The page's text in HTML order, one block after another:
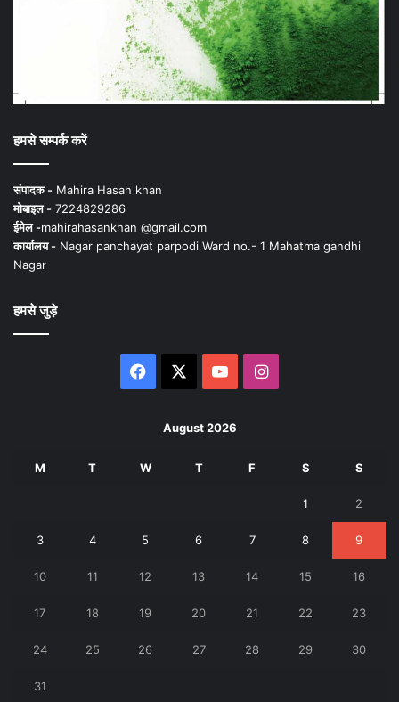
हमसे सम्पर्क करें
संपादक - Mahira Hasan khan
मोबाइल - 7224829286
ईमेल -mahirahasankhan @gmail.com
कार्यालय - Nagar panchayat parpodi Ward no.- 1 Mahatma gandhi
Nagar
हमसे जुड़े
Facebook YouTubeInstagram
August 2026
M T W T F S S
1 2
3 4 5 6 7 8 9
10 11 12 13 14 15 16
17 18 19 20 21 22 23
24 25 26 27 28 29 30
31